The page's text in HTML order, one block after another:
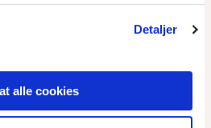
Detaljer
alle cookies